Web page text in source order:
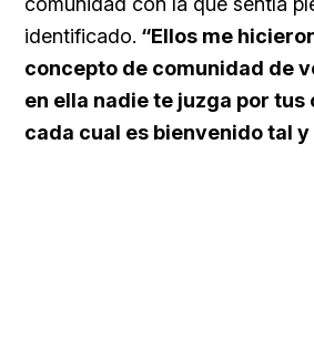
identificado. “Ellos me
concepto de comunidad de
en ella nadie te juzga por
cada cual es bienvenido tal y